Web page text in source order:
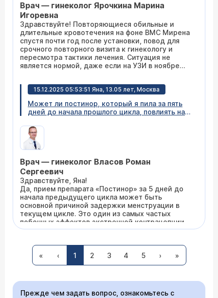
нормально. Иногда спираль не может
справиться с большим эндометрием и
выходит все наружу. Сделали УЗИ, сдала
анализы все хорошо. Но в конце февраля
опять повторилась эта же ситуация. Уже 9
дней идёт менструация, пью таблетки
Транексам 500 мг три раза в день уже
неделю, но мне кажется менструация и не
желает заканчиваться.
Врач — гинеколог Ярочкина Марина
Игоревна
Здравствуйте! Повторяющиеся обильные и
длительные кровотечения на фоне ВМС Мирена
спустя почти год после установки, повод для
срочного повторного визита к гинекологу и
пересмотра тактики лечения. Ситуация не
является нормой, даже если на УЗИ в ноябре
15.12.2025 05:53:51 Яна, 13.05 лет, Москва
Может ли постинор, который я пила за пять
дней до начала прошлого цикла, повлиять на
как 5 дней, а их нет.
Врач — гинеколог Власов Роман
Сергеевич
Здравствуйте, Яна!
Да, прием препарата «Постинор» за 5 дней до
начала предыдущего цикла может быть
основной причиной задержки менструации в
текущем цикле. Это один из самых частых
побочных эффектов экстренной контрацепции.
16.06.2025 Алена, 28 лет, Тверь
Здравствуйте! Подскажите, пожалуйста, была
недавно у эндокринолога, она выписала
Галлат эпигаллокатехина, экстракт зеленого
« ‹ 1 2 3 4 5 › »
Прежде чем задать вопрос, ознакомьтесь с